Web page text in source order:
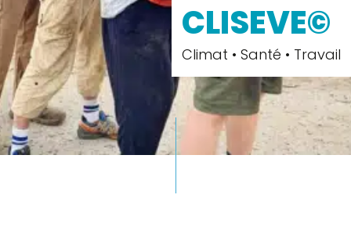
CLISEVE©
Climat • Santé • Travail